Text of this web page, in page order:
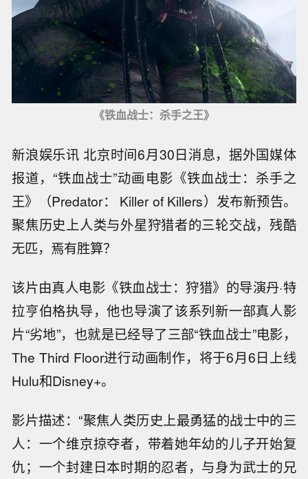
《铁血战士：杀手之王》
新浪娱乐讯 北京时间6月30日消息，据外国媒体
报道，“铁血战士”动画电影《铁血战士：杀手之
王》（Predator： Killer of Killers）发布新预告。
聚焦历史上人类与外星狩猎者的三轮交战，残酷
无匹，焉有胜算？
该片由真人电影《铁血战士：狩猎》的导演丹·特
拉亨伯格执导，他也导演了该系列新一部真人影
片“劣地”，也就是已经导了三部“铁血战士”电影，
The Third Floor进行动画制作，将于6月6日上线
Hulu和Disney+。
影片描述：“聚焦人类历史上最勇猛的战士中的三
人：一个维京掠夺者，带着她年幼的儿子开始复
仇；一个封建日本时期的忍者，与身为武士的兄